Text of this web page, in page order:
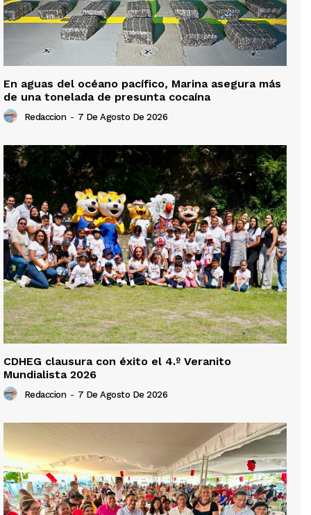
En aguas del océano pacífico, Marina asegura más
de una tonelada de presunta cocaína
Redaccion - 7 De Agosto De 2026
CDHEG clausura con éxito el 4.º Veranito
Mundialista 2026
Redaccion - 7 De Agosto De 2026